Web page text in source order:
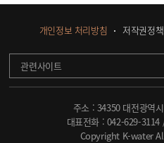
개인정보 처리방침 저작권정책
관련사이트
주소 : 34350 대전광역
대표전화 : 042-629-3114
Copyright K-water